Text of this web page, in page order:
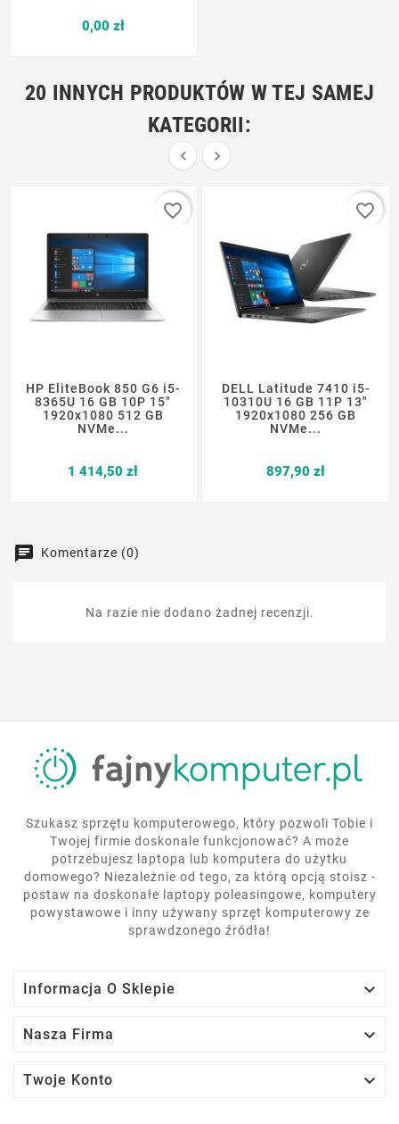
0,00 złCena
20 INNYCH PRODUKTÓW W TEJ SAMEJ
KATEGORII:
 
HP EliteBook 850 G6 i5-
8365U 16 GB 10P 15"
1920x1080 512 GB
NVMe...
1 414,50 złCena
favorite_border
DELL Latitude 7410 i5-
10310U 16 GB 11P 13"
1920x1080 256 GB
NVMe...
897,90 złCena
favorite_border
Komentarze (0)
Na razie nie dodano żadnej recenzji.
Szukasz sprzętu komputerowego, który pozwoli Tobie i
Twojej firmie doskonale funkcjonować? A może
potrzebujesz laptopa lub komputera do użytku
domowego? Niezależnie od tego, za którą opcją stoisz -
postaw na doskonałe laptopy poleasingowe, komputery
powystawowe i inny używany sprzęt komputerowy ze
sprawdzonego źródła!
Informacja O Sklepie 
Nasza Firma 
Twoje Konto 